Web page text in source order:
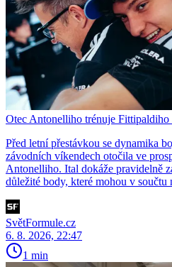
Otec Antonelliho trénuje
Před letní přestávkou se dynamika
závodních víkendech otočila ve
Antonelliho. Ital dokáže pravidelně
důležité body, které mohou v součtu
SvětFormule.cz
6. 8. 2026, 22:47
1 min